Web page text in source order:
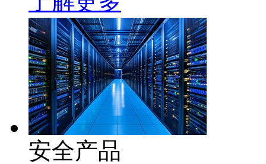
安全产品